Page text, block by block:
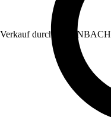
Verkauf durch: HORNBACH